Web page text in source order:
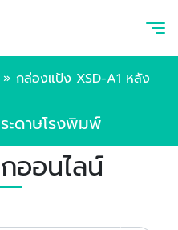
» กล่องแป้ง XSD-A1 หลัง
ะดาษโรงพิมพ์
ออนไลน์